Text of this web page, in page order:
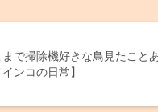
まで掃除機好きな鳥見たこと
ンコの日常】